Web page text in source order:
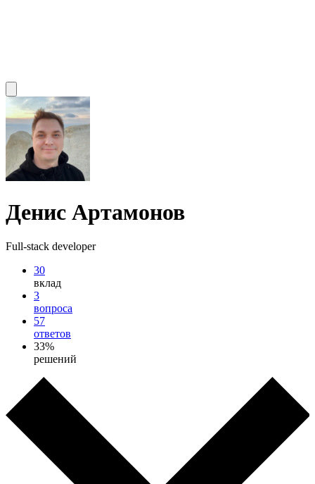
Денис Артамонов
Full-stack developer
30
вклад
3
вопроса
57
ответов
33%
решений